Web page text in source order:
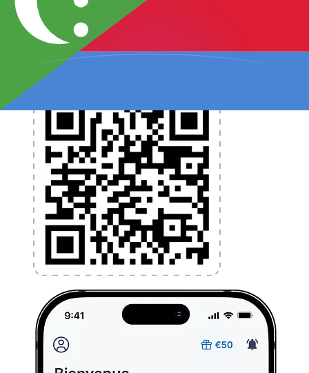
programmez des alertes de taux et transférez de
l'argent à l'étranger sans frais cachés. Téléchargez
l'application dès aujourd'hui !